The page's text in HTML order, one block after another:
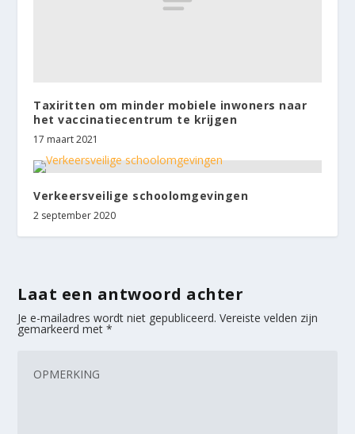
Taxiritten om minder mobiele inwoners naar
het vaccinatiecentrum te krijgen
17 maart 2021
Verkeersveilige schoolomgevingen
2 september 2020
Laat een antwoord achter
Je e-mailadres wordt niet gepubliceerd. Vereiste velden zijn
gemarkeerd met*